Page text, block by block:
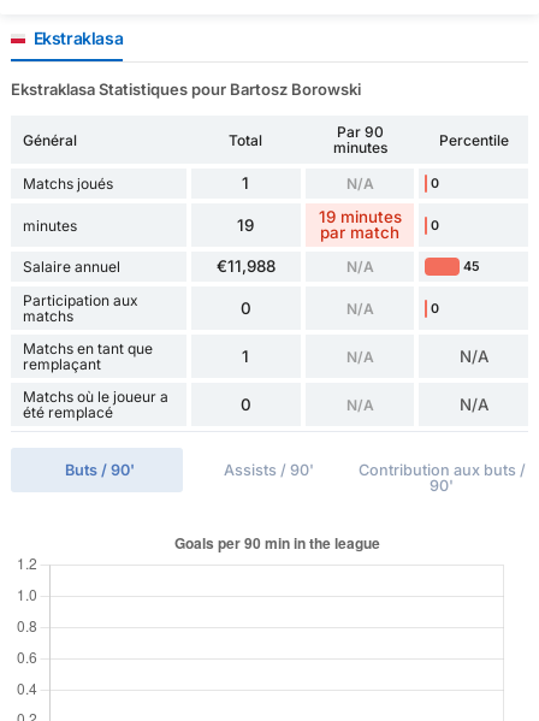
Ekstraklasa
Ekstraklasa Statistiques pour Bartosz Borowski
Général Total
Par 90
minutes
Percentile
Matchs joués 1 N/A 0
minutes 19
19 minutes
par match
0
Salaire annuel €11,988 N/A 45
Participation aux
matchs
0 N/A 0
Matchs en tant que
remplaçant
1 N/A N/A
Matchs où le joueur a
été remplacé
0 N/A N/A
Buts / 90' Assists / 90'
Contribution aux buts /
90'